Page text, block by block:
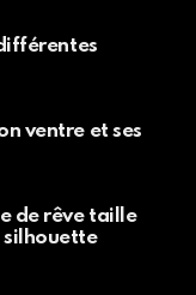
ventre et ses
de rêve taille
silhouette